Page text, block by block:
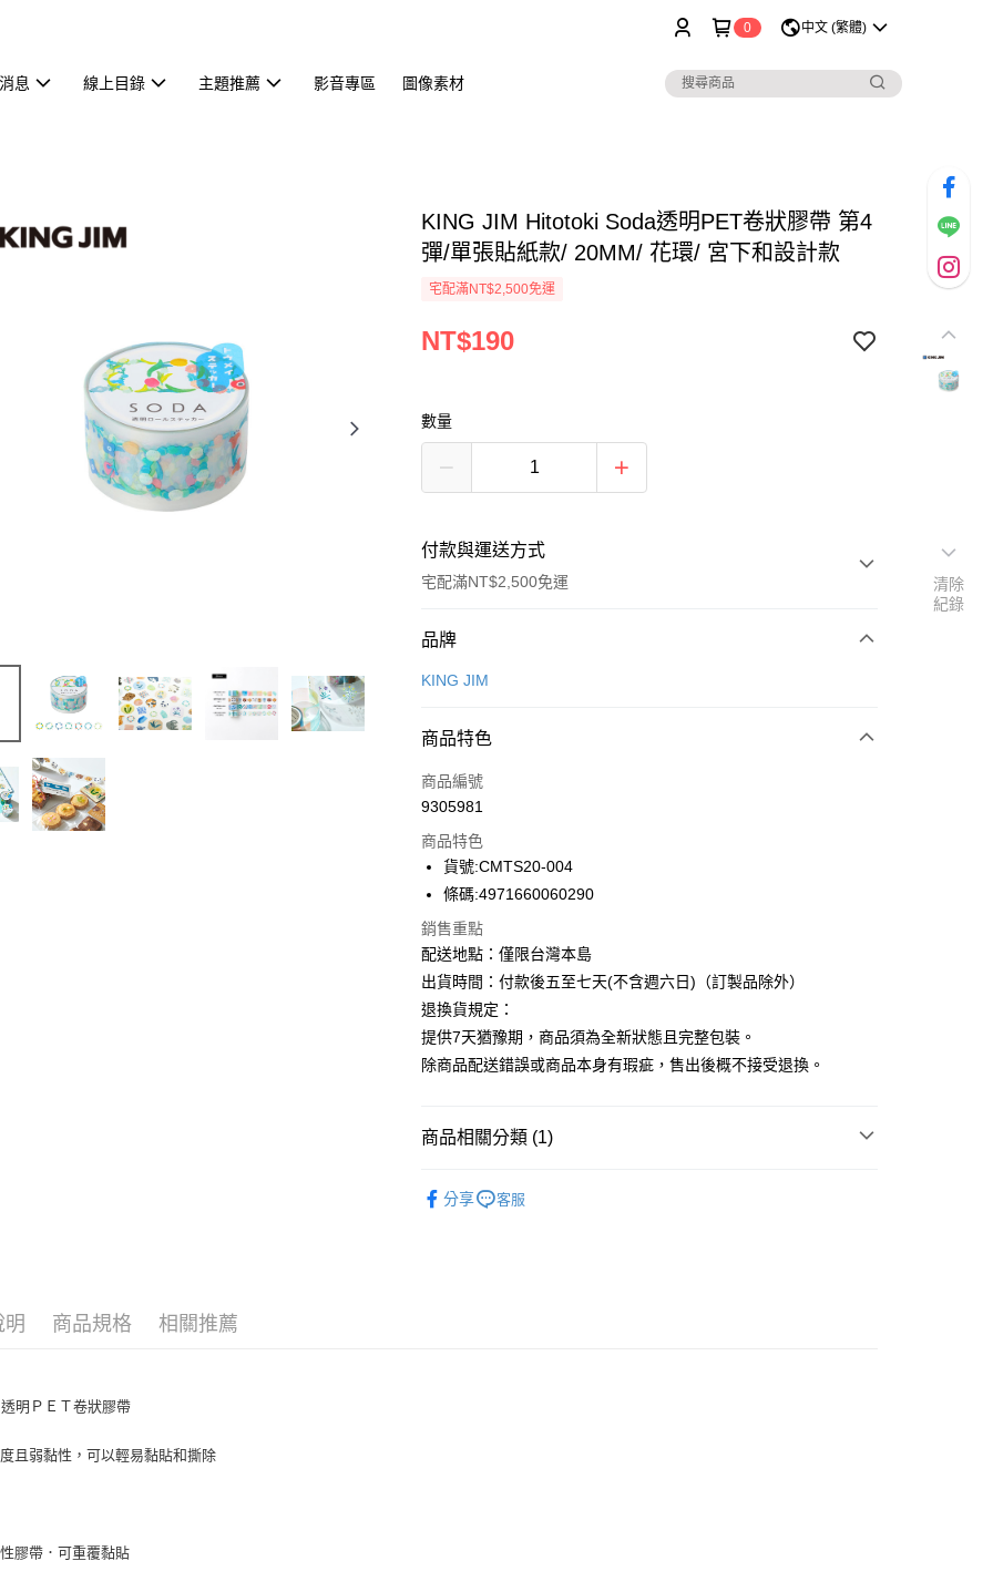
0 中文 (繁體)
息 線上目錄 主題推薦 影音專區 圖像素材
KING JIM Hitotoki Soda透明PET卷狀膠帶 第4
彈/單張貼紙款/ 20MM/ 花環/ 宮下和設計款
宅配滿NT$2,500免運
NT$190
數量
付款與運送方式
宅配滿NT$2,500免運
付款方式
信用卡一次付款
運送方式
下單前請先詢問庫存
品牌
KING JIM
商品特色
商品編號
9305981
商品特色
貨號:CMTS20-004
條碼:4971660060290
銷售重點
配送地點：僅限台灣本島
出貨時間：付款後五至七天(不含週六日)（訂製品除外）
退換貨規定：
提供7天猶豫期，商品須為全新狀態且完整包裝。
除商品配送錯誤或商品本身有瑕疵，售出後概不接受退換。
商品相關分類 (1)
分享
客服
明 商品規格 相關推薦
明ＰＥＴ卷狀膠帶
且弱黏性，可以輕易黏貼和撕除
膠帶．可重覆黏貼
清除
紀錄